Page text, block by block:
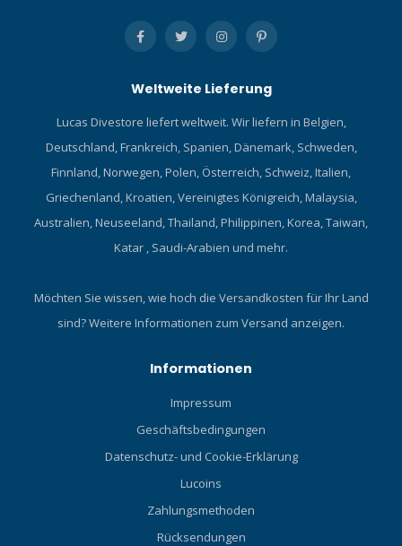
Weltweite Lieferung
Lucas Divestore liefert weltweit. Wir liefern in Belgien,
Deutschland, Frankreich, Spanien, Dänemark, Schweden,
Finnland, Norwegen, Polen, Österreich, Schweiz, Italien,
Griechenland, Kroatien, Vereinigtes Königreich, Malaysia,
Australien, Neuseeland, Thailand, Philippinen, Korea, Taiwan,
Katar , Saudi-Arabien und mehr.
Möchten Sie wissen, wie hoch die Versandkosten für Ihr Land
sind?Weitere Informationen zum Versand anzeigen.
Informationen
Impressum
Geschäftsbedingungen
Datenschutz- und Cookie-Erklärung
Lucoins
Zahlungsmethoden
Rücksendungen